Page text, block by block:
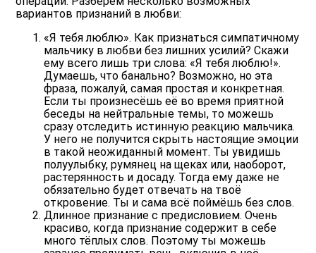
вариантов признаний в любви:
«Я тебя люблю». Как признаться симпатичному
мальчику в любви без лишних усилий? Скажи
ему всего лишь три слова: «Я тебя люблю!».
Думаешь, что банально? Возможно, но эта
фраза, пожалуй, самая простая и конкретная.
Если ты произнесёшь её во время приятной
беседы на нейтральные темы, то можешь
сразу отследить истинную реакцию мальчика.
У него не получится скрыть настоящие эмоции
в такой неожиданный момент. Ты увидишь
полуулыбку, румянец на щеках или, наоборот,
растерянность и досаду. Тогда ему даже не
обязательно будет отвечать на твоё
откровение. Ты и сама всё поймёшь без слов.
Длинное признание с предисловием. Очень
красиво, когда признание содержит в себе
много тёплых слов. Поэтому ты можешь